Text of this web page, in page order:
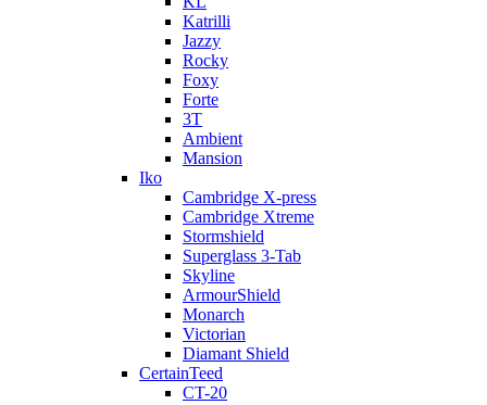
Katrilli
Jazzy
Rocky
Foxy
Forte
3T
Ambient
Mansion
Iko
Cambridge X-press
Cambridge Xtreme
Stormshield
Superglass 3-Tab
Skyline
ArmourShield
Monarch
Victorian
Diamant Shield
CertainTeed
CT-20